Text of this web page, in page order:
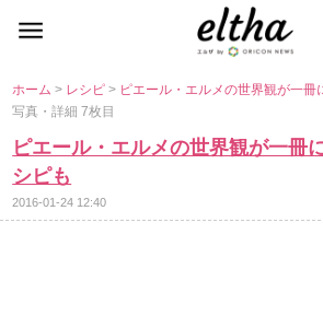
ホーム> レシピ> ピエール・エルメの世界観が一
写真・詳細 7枚目
ピエール・エルメの世界観が一
シピも
2016-01-24 12:40